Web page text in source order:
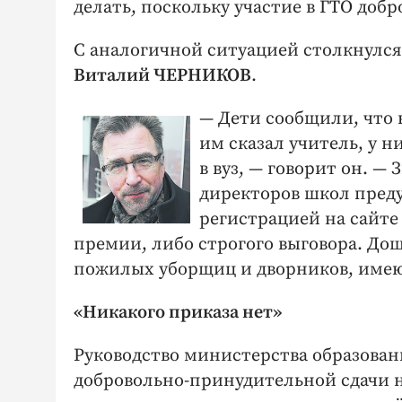
делать, поскольку участие в ГТО
С аналогичной ситуацией
Виталий ЧЕРНИКОВ.
— Дети сообщили, что
им сказал учитель, у
в вуз, — говорит он. —
директоров школ
регистрацией на
премии, либо строгого выговора.
пожилых уборщиц и дворников,
«Никакого приказа нет»
Руководство министерства
добровольно-принудительной сдачи